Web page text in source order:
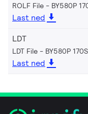
ROLF File - BY580P
Last ned
LDT
LDT File - BY580P
Last ned